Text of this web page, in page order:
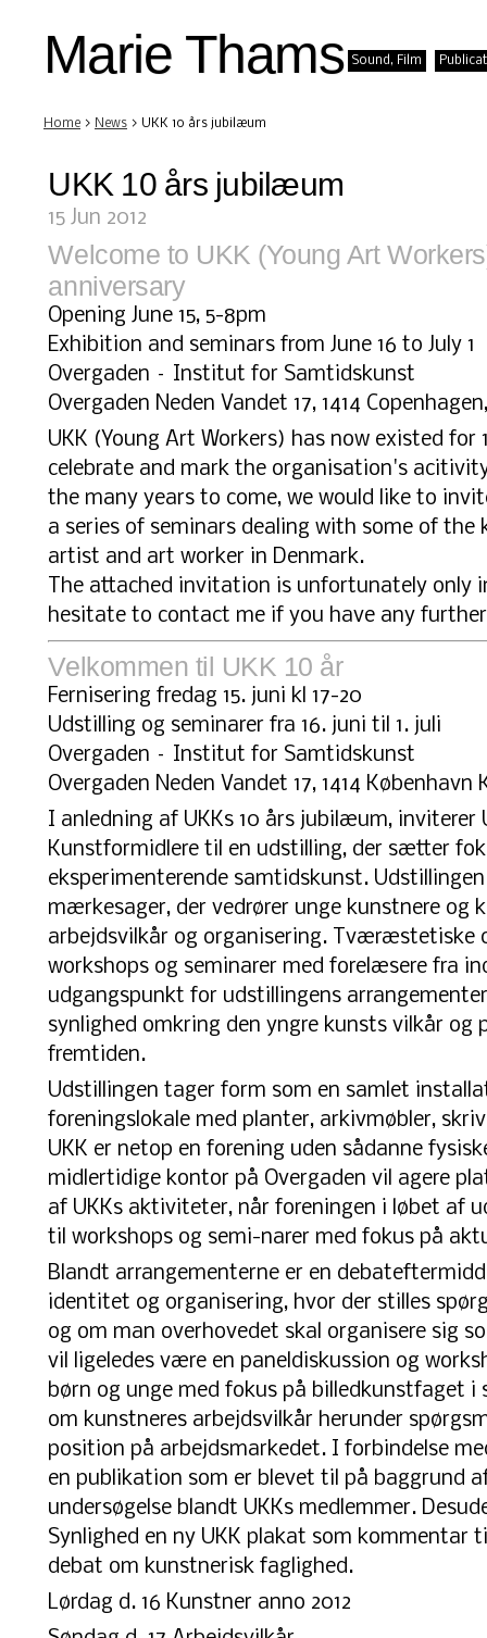
Marie Thams Sound, Film
Home > News > UKK 10 års jubilæum
UKK 10 års jubilæum
15 Jun 2012
Welcome to UKK (Young Art
anniversary
Opening June 15, 5-8pm
Exhibition and seminars from June 16 to July 1
Overgaden – Institut for Samtidskunst
Overgaden Neden Vandet 17, 1414
UKK (Young Art Workers) has now existed for
celebrate and mark the organisation's
the many years to come, we would like to
a series of seminars dealing with some of the
artist and art worker in Denmark.
The attached invitation is unfortunately only
hesitate to contact me if you have any
Velkommen til UKK 10 år
Fernisering fredag 15. juni kl 17-20
Udstilling og seminarer fra 16. juni til 1. juli
Overgaden – Institut for Samtidskunst
Overgaden Neden Vandet 17, 1414 København
I anledning af UKKs 10 års jubilæum, inviterer
Kunstformidlere til en udstilling, der sætter
eksperimenterende samtidskunst.
mærkesager, der vedrører unge kunstnere og
arbejdsvilkår og organisering. Tværæstetiske
workshops og seminarer med forelæsere fra
udgangspunkt for udstillingens
synlighed omkring den yngre kunsts vilkår og
fremtiden.
Udstillingen tager form som en samlet
foreningslokale med planter, arkivmøbler,
UKK er netop en forening uden sådanne
midlertidige kontor på Overgaden vil agere
af UKKs aktiviteter, når foreningen i løbet af
til workshops og semi-narer med fokus på
Blandt arrangementerne er en
identitet og organisering, hvor der stilles
og om man overhovedet skal organisere sig
vil ligeledes være en paneldiskussion og
børn og unge med fokus på billedkunstfaget i
om kunstneres arbejdsvilkår herunder
position på arbejdsmarkedet. I forbindelse
en publikation som er blevet til på baggrund
undersøgelse blandt UKKs medlemmer.
Synlighed en ny UKK plakat som kommentar
debat om kunstnerisk faglighed.
Lørdag d. 16 Kunstner anno 2012